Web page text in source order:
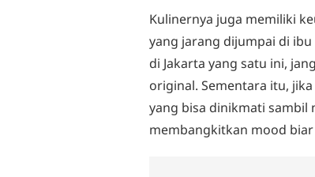
Kulinernya juga memiliki
yang jarang dijumpai di
di Jakarta yang satu ini,
original. Sementara itu,
yang bisa dinikmati
membangkitkan mood